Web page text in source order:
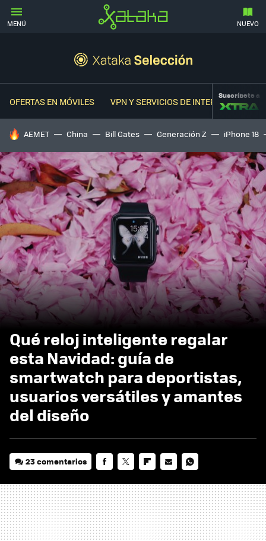
MENÚ NUEVO
OFERTAS EN MÓVILES VPN Y SERVICIOS DE INTERNETSuscríbete a
HOY SE HABLA DE
AEMET China Bill Gates Generación Z iPhone 18
Qué reloj inteligente regalar
esta Navidad: guía de
smartwatch para deportistas,
usuarios versátiles y amantes
del diseño
23 comentarios
MAIL